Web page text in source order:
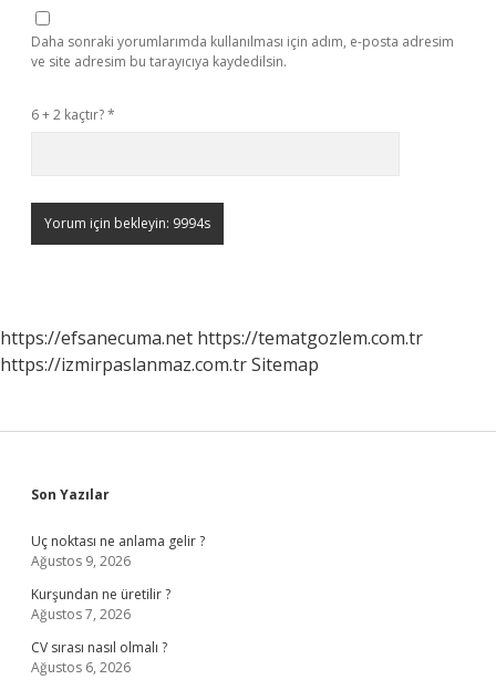
Daha sonraki yorumlarımda kullanılması için adım, e-posta adresim
ve site adresim bu tarayıcıya kaydedilsin.
6 + 2 kaçtır?*
https://efsanecuma.net https://tematgozlem.com.tr
https://izmirpaslanmaz.com.trSitemap
Sidebar
Son Yazılar
Uç noktası ne anlama gelir ?
Ağustos 9, 2026
Kurşundan ne üretilir ?
Ağustos 7, 2026
CV sırası nasıl olmalı ?
Ağustos 6, 2026